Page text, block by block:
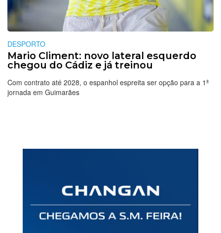
DESPORTO
Mario Climent: novo lateral esquerdo
chegou do Cádiz e já treinou
Com contrato até 2028, o espanhol espreita ser opção para a 1ª
jornada em Guimarães